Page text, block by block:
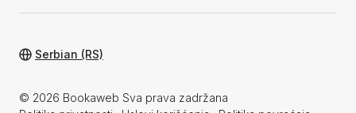
© 2026 Bookaweb Sva prava zadržana
Serbian (RS)